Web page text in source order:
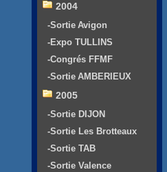
2004
-Sortie Avigon
-Expo TULLINS
-Congrés FFMF
-Sortie AMBERIEUX
2005
-Sortie DIJON
-Sortie Les Brotteaux
-Sortie TAB
-Sortie Valence